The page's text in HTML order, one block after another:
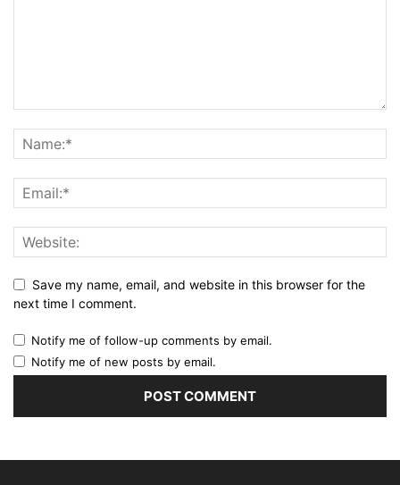
Save my name, email, and website in this browser for the
next time I comment.
Notify me of follow-up comments by email.
Notify me of new posts by email.